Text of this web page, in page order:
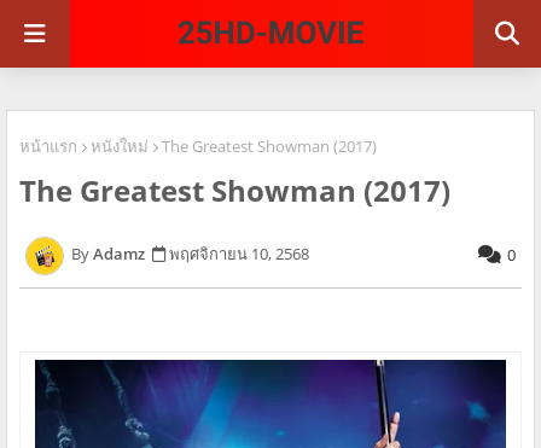
หน้าแรก หนังใหม่ The Greatest Showman (2017)
The Greatest Showman (2017)
Adamz พฤศจิกายน 10, 2568 0